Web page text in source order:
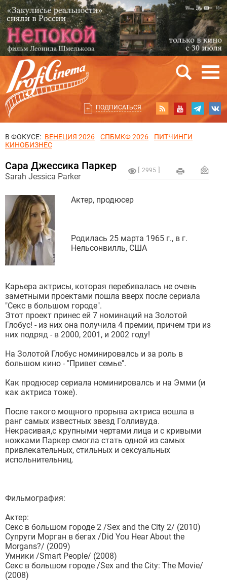
ПОДПИСАТЬСЯ
В ФОКУСЕ: ВЕНЕЦИЯ 2026 СПБМКФ 2026
ПИТЧИНГИ
КИНОБИЗНЕС
2995
Сара Джессика Паркер
Sarah Jessica Parker
Актер, продюсер
Родилась 25 марта 1965 г., в г.
Нельсонвилль, США
Карьера актрисы, которая перебивалась не очень
заметными проектами пошла вверх после сериала
"Секс в большом городе".
Этот проект принес ей 7 номинаций на Золотой
Глобус! - из них она получила 4 премии, причем три из
них подряд - в 2000, 2001, и 2002 году!
На Золотой Глобус номинировалсь и за роль в
большом кино - "Привет семье".
Как продюсер сериала номинировалсь и на Эмми (и
как актриса тоже).
После такого мощного прорыва актриса вошла в
ранг самых известных звезд Голливуда.
Некрасивая,с крупными чертами лица и с кривыми
ножками Паркер смогла стать одной из самых
привлекательных, стильных и сексуальных
испольнительниц.
Фильмография:
Актер:
Секс в большом городе 2 /Sex and the City 2/ (2010)
Супруги Морган в бегах /Did You Hear About the
Morgans?/ (2009)
Умники /Smart People/ (2008)
Секс в большом городе /Sex and the City: The Movie/
(2008)